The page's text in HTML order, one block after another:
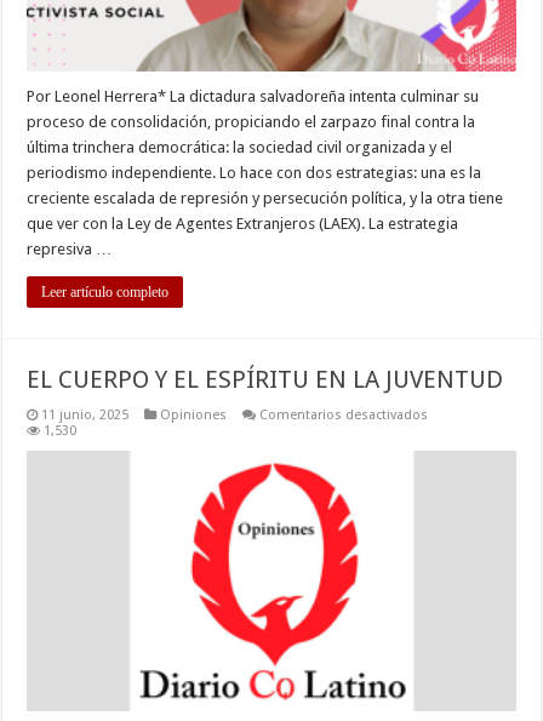
Por Leonel Herrera* La dictadura salvadoreña intenta culminar su
proceso de consolidación, propiciando el zarpazo final contra la
última trinchera democrática: la sociedad civil organizada y el
periodismo independiente. Lo hace con dos estrategias: una es la
creciente escalada de represión y persecución política, y la otra tiene
que ver con la Ley de Agentes Extranjeros (LAEX). La estrategia
represiva …
Leer artículo completo
EL CUERPO Y EL ESPÍRITU EN LA JUVENTUD
11 junio, 2025 Opiniones Comentarios desactivados
1,530